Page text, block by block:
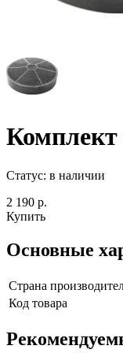
Статус: в наличии
2 190 р.
Купить
Основные
Страна
Код товара